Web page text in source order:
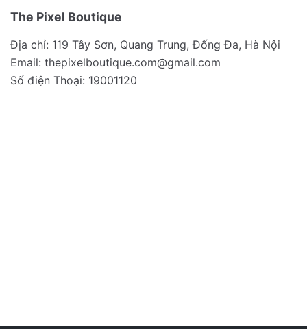
The Pixel Boutique
Địa chỉ: 119 Tây Sơn, Quang Trung, Đống Đa, Hà Nội
Email: thepixelboutique.com@gmail.com
Số điện Thoại: 19001120